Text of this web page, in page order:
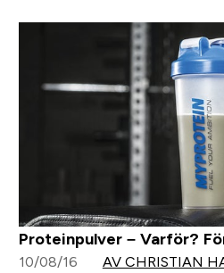
Proteinpulver – Varför?
10/08/16 AV CHRISTIAN